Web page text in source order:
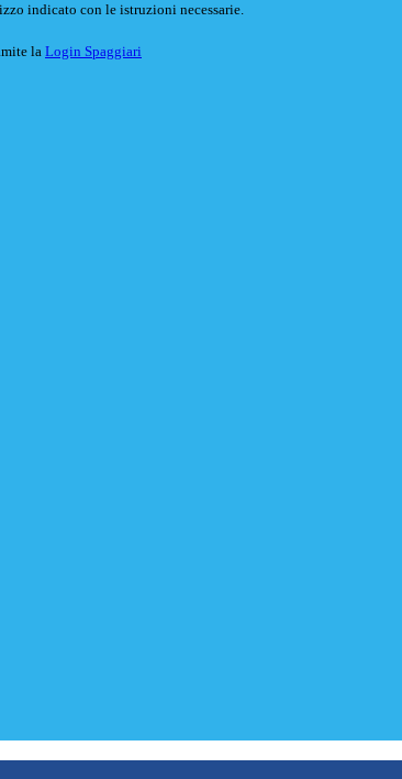
indicato con le istruzioni necessarie.
la Login Spaggiari